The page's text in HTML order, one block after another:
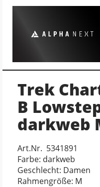
Trek
B
darkweb
Art.Nr. 5341891
Farbe: darkweb
Geschlecht: Damen
Rahmengröße: M